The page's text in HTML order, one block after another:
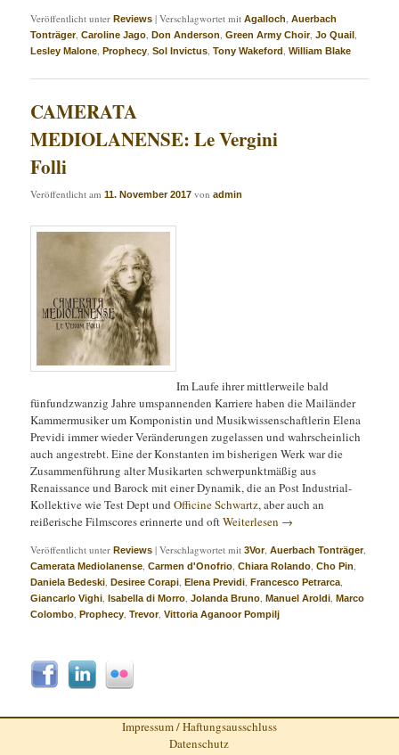
Veröffentlicht unter Reviews |Verschlagwortet mit Agalloch,Auerbach
Tonträger,Caroline Jago,Don Anderson,Green Army Choir,Jo Quail,
Lesley Malone,Prophecy,Sol Invictus,Tony Wakeford,William Blake
CAMERATA
MEDIOLANENSE: Le Vergini
Folli
Veröffentlicht am11. November 2017 vonadmin
Im Laufe ihrer mittlerweile bald
fünfundzwanzig Jahre umspannenden Karriere haben die Mailänder
Kammermusiker um Komponistin und Musikwissenschaftlerin Elena
Previdi immer wieder Veränderungen zugelassen und wahrscheinlich
auch angestrebt. Eine der Konstanten im bisherigen Werk war die
Zusammenführung alter Musikarten schwerpunktmäßig aus
Renaissance und Barock mit einer Dynamik, die an Post Industrial-
Kollektive wie Test Dept undOfficine Schwartz, aber auch an
reißerische Filmscores erinnerte und oftWeiterlesen →
Veröffentlicht unter Reviews |Verschlagwortet mit 3Vor,Auerbach Tonträger,
Camerata Mediolanense,Carmen d'Onofrio,Chiara Rolando,Cho Pin,
Daniela Bedeski,Desiree Corapi,Elena Previdi,Francesco Petrarca,
Giancarlo Vighi, Isabella di Morro,Jolanda Bruno,Manuel Aroldi,Marco
Colombo,Prophecy,Trevor,Vittoria Aganoor Pompilj
Impressum / Haftungsausschluss
Datenschutz